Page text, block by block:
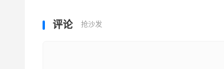
评论 抢沙发